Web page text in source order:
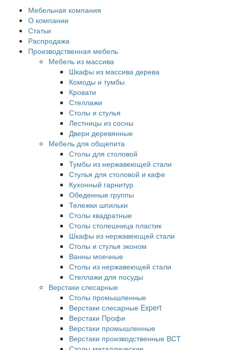
Мебельная компания
О компании
Статьи
Распродажа
Производственная мебель
Мебель из массива
Шкафы из массива дерева
Комоды и тумбы
Кровати
Стеллажи
Столы и стулья
Лестницы из сосны
Двери деревянные
Мебель для общепита
Столы для столовой
Тумбы из нержавеющей стали
Стулья для столовой и кафе
Кухонный гарнитур
Обеденные группы
Тележки шпильки
Столы квадратные
Столы столешница пластик
Шкафы из нержавеющей стали
Столы и стулья эконом
Ванны моечные
Столы из нержавеющей стали
Стеллажи для посуды
Верстаки слесарные
Столы промышленные
Верстаки слесарные Expert
Верстаки Профи
Верстаки промышленные
Верстаки производственные ВСТ